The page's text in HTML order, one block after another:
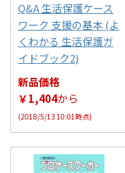
Q&A 生活保護ケース
ワーク 支援の基本 (よ
くわかる 生活保護ガ
イドブック2)
新品価格
￥1,404から
(2018/5/13 10:01時点)